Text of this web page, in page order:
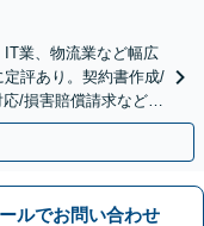
IT業、物流業など幅広
評あり。契約書作成/
/損害賠償請求など。
ルでお問い合わせ